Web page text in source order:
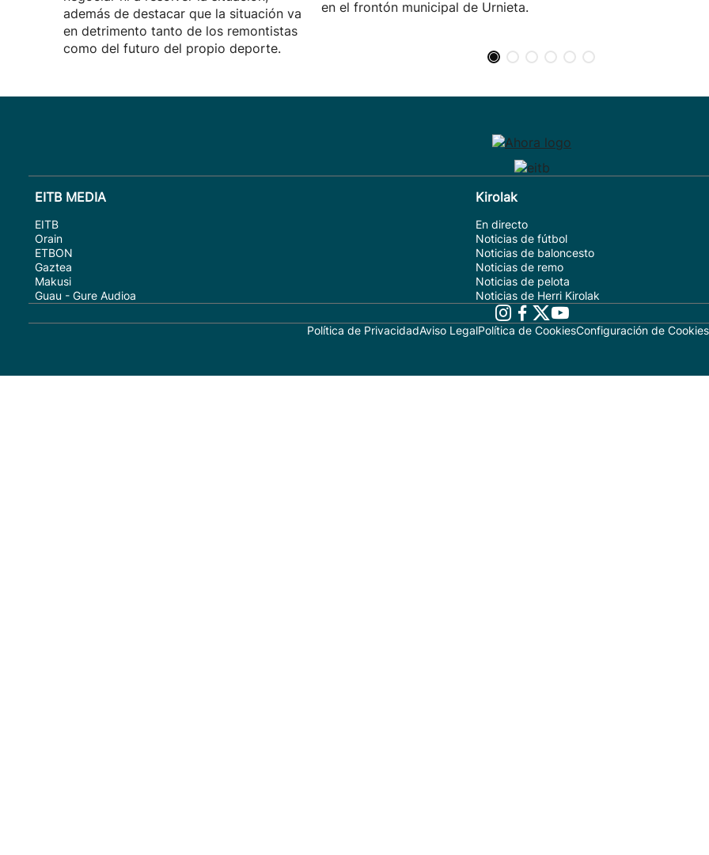
además de destacar que la situación va
en detrimento tanto de los remontistas
como del futuro del propio deporte.
en el frontón municipal de Urnieta.
EITB MEDIA
EITB
Orain
ETBON
Gaztea
Makusi
Guau - Gure Audioa
Kirolak
En directo
Noticias de fútbol
Noticias de baloncesto
Noticias de remo
Noticias de pelota
Noticias de Herri Kirolak
Política de PrivacidadAviso LegalPolítica de CookiesConfiguración de Cookies